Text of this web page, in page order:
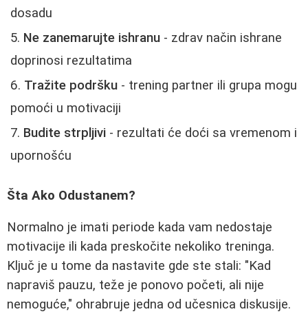
dosadu
Ne zanemarujte ishranu - zdrav način ishrane
doprinosi rezultatima
Tražite podršku - trening partner ili grupa mogu
pomoći u motivaciji
Budite strpljivi - rezultati će doći sa vremenom i
upornošću
Šta Ako Odustanem?
Normalno je imati periode kada vam nedostaje
motivacije ili kada preskočite nekoliko treninga.
Ključ je u tome da nastavite gde ste stali: "Kad
napraviš pauzu, teže je ponovo početi, ali nije
nemoguće," ohrabruje jedna od učesnica diskusije.